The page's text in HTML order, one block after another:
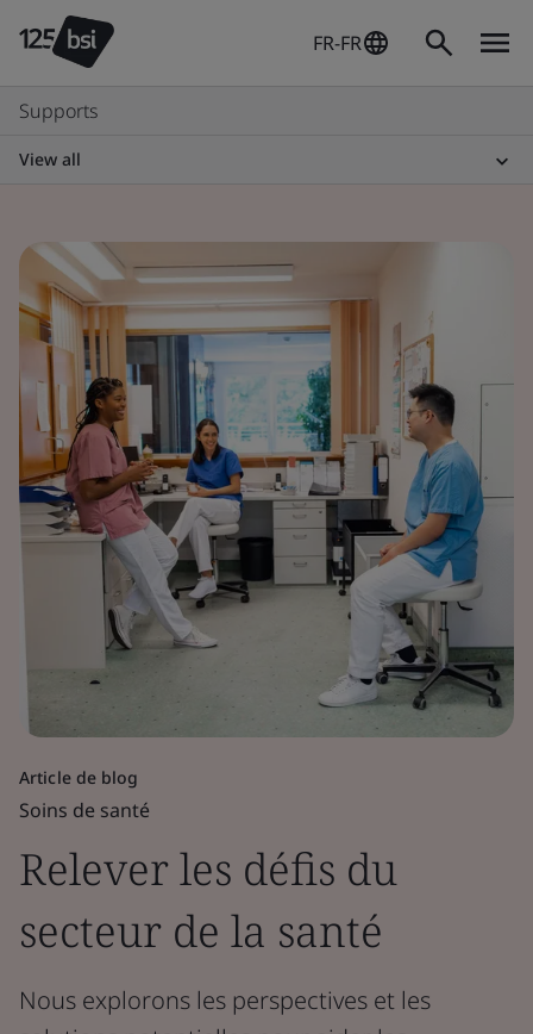
FR-FR
Supports
View all
Article de blog
Soins de santé
Relever les défis du
secteur de la santé
Nous explorons les perspectives et les